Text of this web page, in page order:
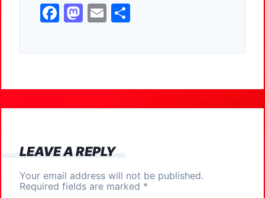
F
c
b
o
k
M
st
d
o
E
ai ar
LEAVE A REPLY
Your email address will not be published.
Required fields are marked *